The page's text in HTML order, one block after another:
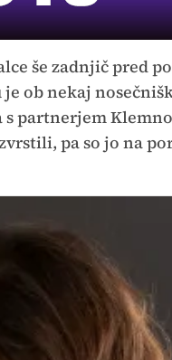
še zadnjič pred
ob nekaj
s partnerjem
pa so jo na